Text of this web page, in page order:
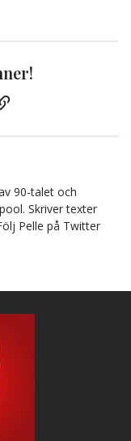
90-talet och
Skriver texter
Pelle på Twitter